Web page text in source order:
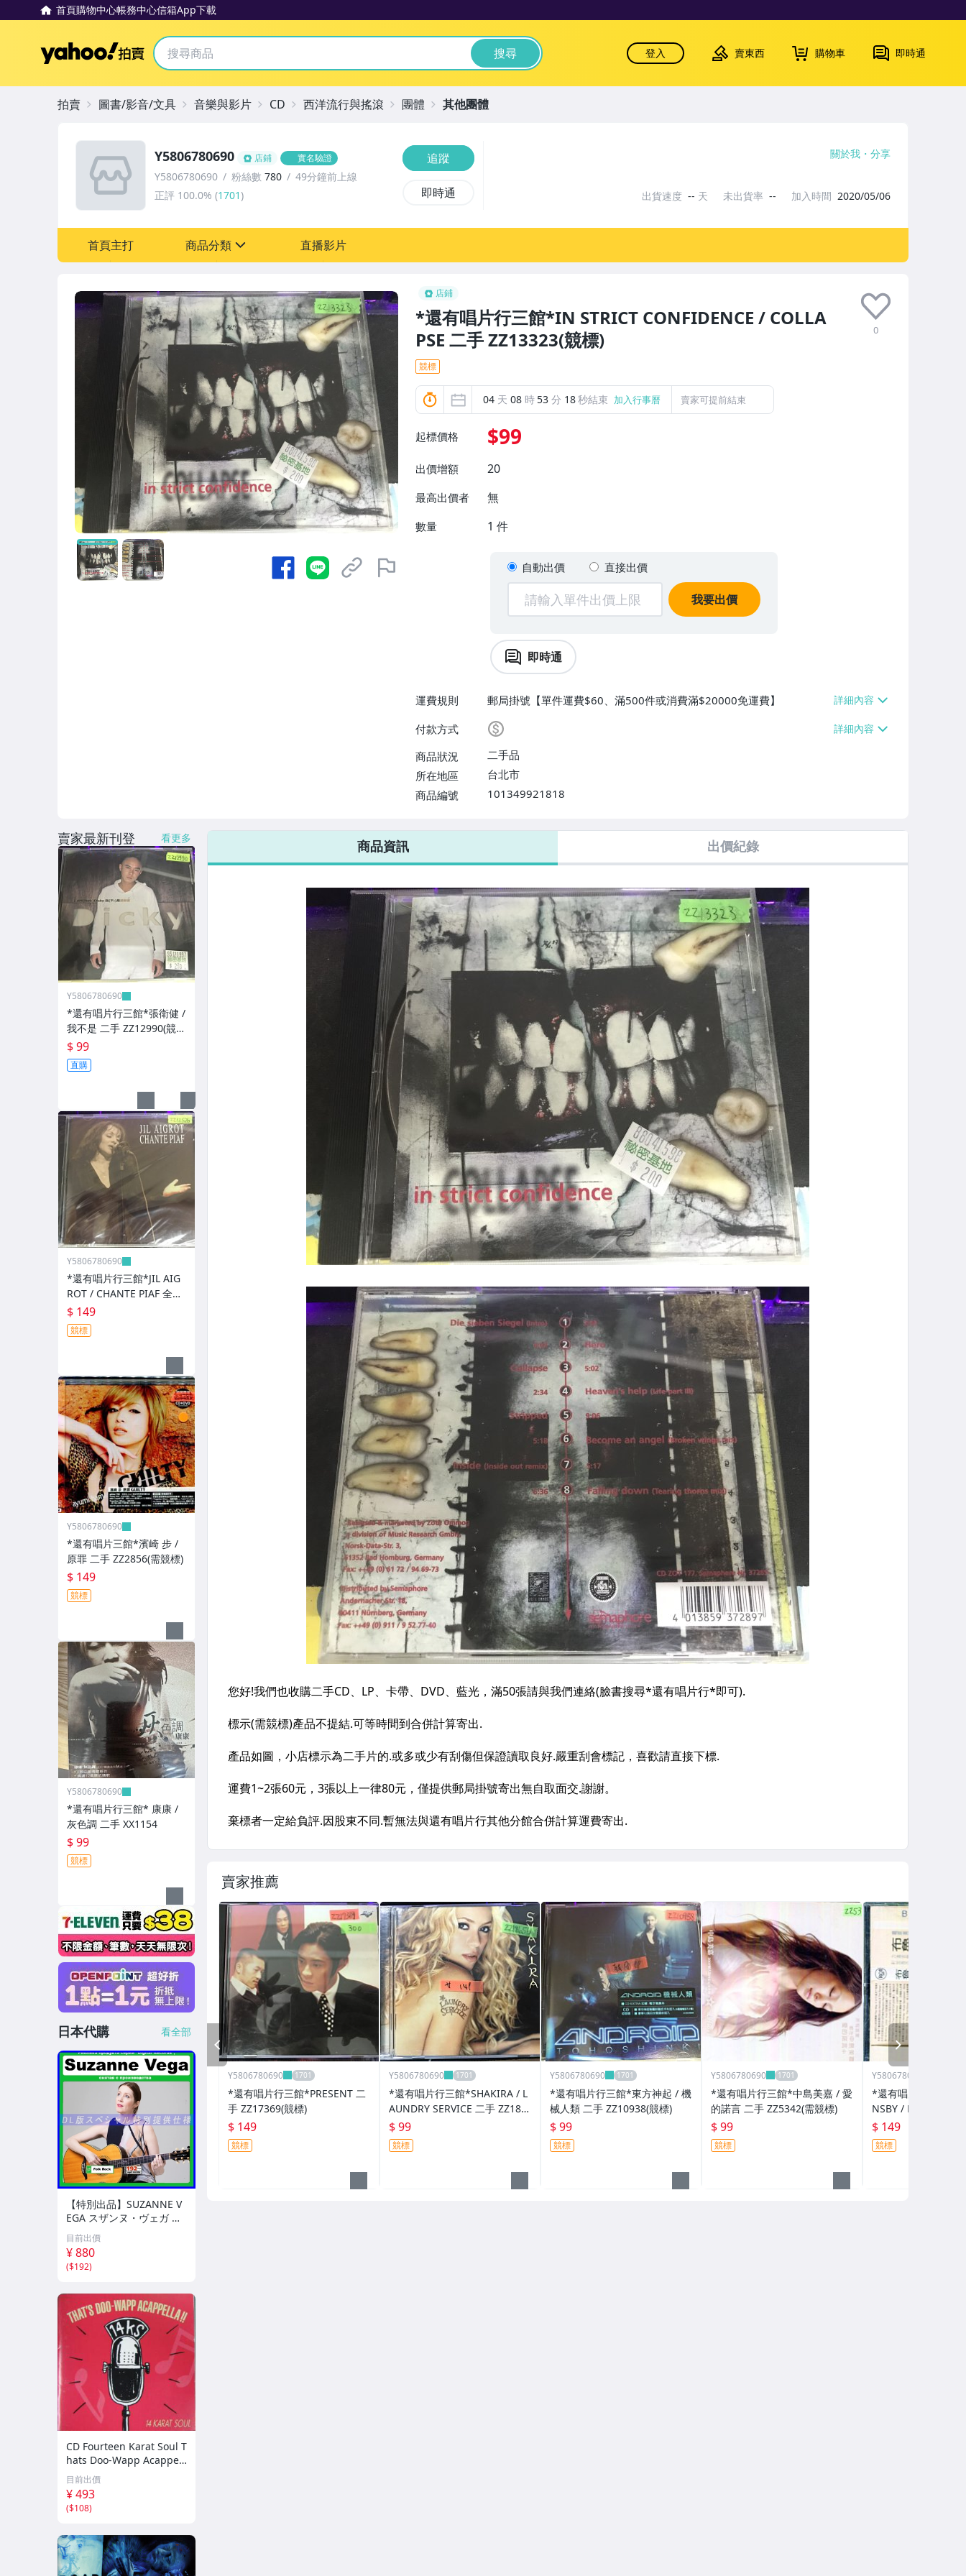
首頁購物中心帳務中心信箱App下載
Yahoo拍賣 搜尋 登入 賣東西 購物車 即時通
店鋪
*還有唱片行三館*IN STRICT CONFIDENCE / COLLA
PSE 二手 ZZ13323(競標)
0
競標
04 天 08 時 53 分 17秒結束 加入行事曆 賣家可提前結束
起標價格 $99
出價增額 20
最高出價者 無
數量 1 件
自動出價 直接出價
我要出價
即時通
運費規則
郵局掛號【單件運費$60、滿500件或消費滿$20000免運費】
付款方式
商品狀況
二手品
所在地區
台北市
商品編號
101349921818
Y5806780690 店鋪 實名驗證
Y5806780690 粉絲數 780
49分鐘前上線
正評 100.0% (1701)
追蹤
即時通
關於我 分享
出貨速度 -- 天 未出貨率 -- 加入時間 2020/05/06
首頁主打 商品分類 直播影片
拍賣 圖書/影音/文具 音樂與影片 CD 西洋流行與搖滾 團體 其他團體
商品資訊 出價紀錄
賣家推薦
Y5806780690
*還有唱片行三館*PRESENT 二
手 ZZ17369(競標)
$ 149
競標
Y5806780690
*還有唱片行三館*SHAKIRA / L
AUNDRY SERVICE 二手 ZZ186
56(競標)
$ 99
競標
Y5806780690
*還有唱片行三館*東方神起 / 機
械人類 二手 ZZ10938(競標)
$ 99
競標
Y5806780690
*還有唱片行三館*中島美嘉 / 愛
的諾言 二手 ZZ5342(需競標)
$ 99
競標
Y5806780690
*還有唱片行三館
NSBY / HOT
75(需競標)
$ 149
競標
PREV
賣家最新刊登 看更多
Y5806780690
*還有唱片行三館*張衛健 /
我不是 二手 ZZ12990(競
標)(補單
$ 99
直購
Y5806780690
*還有唱片行三館*JIL AIG
ROT / CHANTE PIAF 全新
ZZ12526(競標)
$ 149
競標
Y5806780690
*還有唱片三館*濱崎 步 /
原罪 二手 ZZ2856(需競標)
$ 149
競標
Y5806780690
*還有唱片行三館* 康康 /
灰色調 二手 XX1154
$ 99
競標
日本代購 看全部
【特別出品】SUZANNE V
EGA スザンヌ・ヴェガ 精
選集 100歌 音楽DL(MP3C
D)☆
目前出價
¥ 880
($192)
CD Fourteen Karat Soul T
hats Doo-Wapp Acappell
a PCCY00374 Canyon Int
ernational /00110
目前出價
¥ 493
($108)